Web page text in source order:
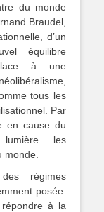
du monde
Braudel,
d’un
équilibre
à une
tous les
Par
en cause du
les
régimes
posée.
à la